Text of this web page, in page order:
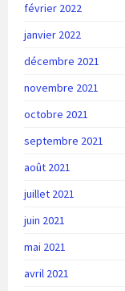
février 2022
janvier 2022
décembre 2021
novembre 2021
octobre 2021
septembre 2021
août 2021
juillet 2021
juin 2021
mai 2021
avril 2021